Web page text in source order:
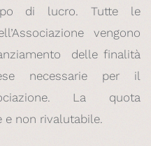
di lucro. Tutte le
vengono
delle finalità
necessarie per il
La quota
e non rivalutabile.